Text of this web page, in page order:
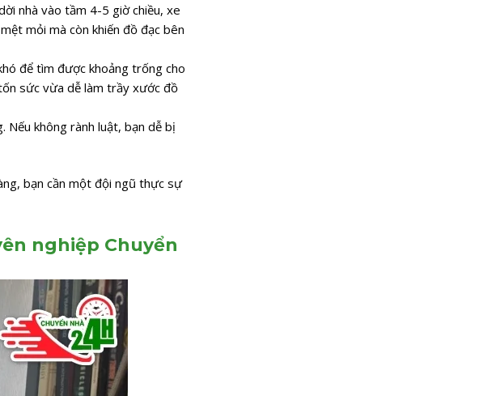
nhà vào tầm 4-5 giờ chiều, xe
mỏi mà còn khiến đồ đạc bên
để tìm được khoảng trống cho
sức vừa dễ làm trầy xước đồ
Nếu không rành luật, bạn dễ bị
bạn cần một đội ngũ thực sự
nghiệp Chuyển